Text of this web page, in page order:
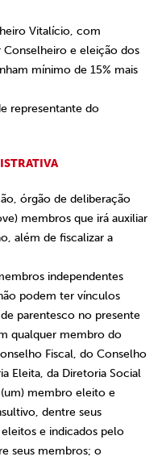
Vitalício, com
e eleição dos
mínimo de 15% mais
representante do
órgão de deliberação
membros que irá auxiliar
além de fiscalizar a
independentes
podem ter vínculos
parentesco no presente
qualquer membro do
Fiscal, do Conselho
Eleita, da Diretoria Social
membro eleito e
dentre seus
e indicados pelo
seus membros; o